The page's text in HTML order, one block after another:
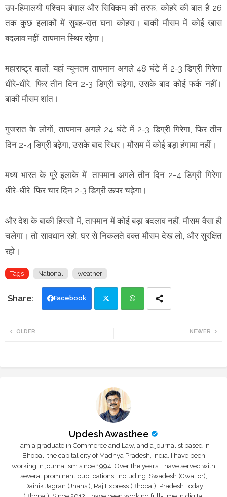
उप-हिमालयी पश्चिम बंगाल और सिक्किम की तरफ, कोहरे की बात है 26
तक कुछ इलाकों में सुबह-रात घना कोहरा। बाकी मौसम में कोई खास
बदलाव नहीं, तापमान स्थिर रहेगा।
महाराष्ट्र वालों, यहां न्यूनतम तापमान अगले 48 घंटे में 2-3 डिग्री गिरेगा
धीरे-धीरे, फिर तीन दिन 2-3 डिग्री चढ़ेगा, उसके बाद कोई फर्क नहीं।
बाकी मौसम शांत।
गुजरात के लोगों, तापमान अगले 24 घंटे में 2-3 डिग्री गिरेगा, फिर तीन
दिन 2-4 डिग्री बढ़ेगा, उसके बाद स्थिर। मौसम में कोई बड़ा हंगामा नहीं।
मध्य भारत के पूरे इलाके में, तापमान अगले तीन दिन 2-4 डिग्री गिरेगा
धीरे-धीरे, फिर चार दिन 2-3 डिग्री ऊपर चढ़ेगा।
और देश के बाकी हिस्सों में, तापमान में कोई बड़ा बदलाव नहीं, मौसम वैसा ही
चलेगा। तो सावधान रहो, घर से निकलते वक्त मौसम देख लो, और सुरक्षित
रहो।
Tags National weather
Facebook
NEWER
OLDER
Updesh Awasthee
I am a graduate in Commerce and Law, and a journalist based in
Bhopal, the capital city of Madhya Pradesh, India. I have been
working in journalism since 1994. Over the years, I have served with
several prominent publications, including: Swadesh (Gwalior),
Dainik Jagran (Jhansi), Raj Express (Bhopal), Pradesh Today